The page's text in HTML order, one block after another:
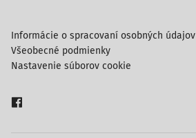
Informácie o spracovaní osobných údajov
Všeobecné podmienky
Nastavenie súborov cookie